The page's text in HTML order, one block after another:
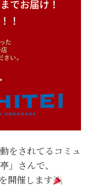
をされてるコミュ
」さんで、
開催します